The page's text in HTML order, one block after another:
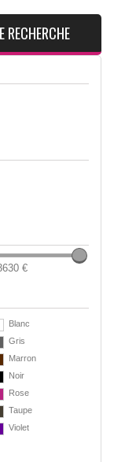
RECHERCHE
€
Blanc
Gris
Marron
Noir
Rose
Taupe
Violet